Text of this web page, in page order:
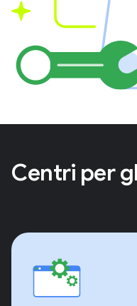
Centri per